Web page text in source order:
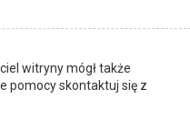
witryny mógł także
pomocy skontaktuj się z